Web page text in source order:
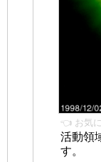
👈 お気
活動領
す。